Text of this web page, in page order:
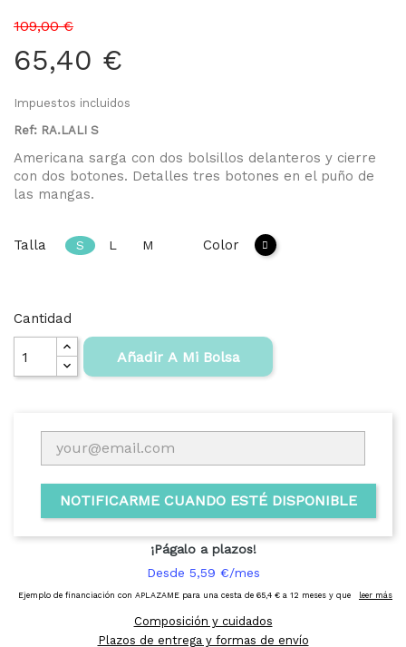
109,00 €
65,40 €
Impuestos incluidos
Ref: RA.LALI S
Americana sarga con dos bolsillos delanteros y cierre
con dos botones. Detalles tres botones en el puño de
las mangas.
Talla S L M Color Negro
Cantidad
Añadir A Mi Bolsa
NOTIFICARME CUANDO ESTÉ DISPONIBLE
Composición y cuidados
Plazos de entrega y formas de envío